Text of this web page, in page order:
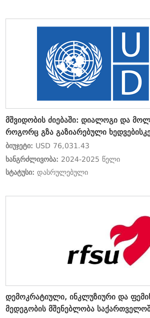
მშვიდობის ძიებაში: დიალოგი და
როგორც გზა გაზიარებული
ბიუჯეტი: USD 76,031.43
ხანგრძლივობა: 2024-2025 წელი
სტატუსი:დასრულებული
დემოკრატიული, ინკლუზიური და
მედეგობის მშენებლობა